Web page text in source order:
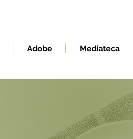
Adobe Mediateca